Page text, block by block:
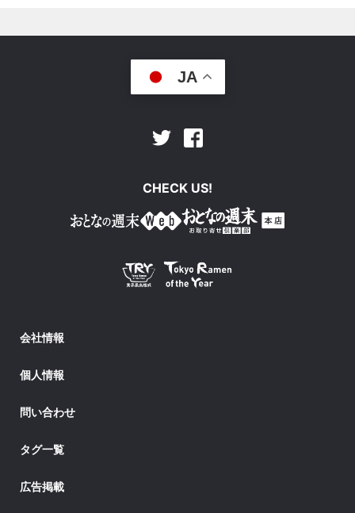
JA
Twitter
CHECK US!
会社情報
個人情報
問い合わせ
タグ一覧
広告掲載